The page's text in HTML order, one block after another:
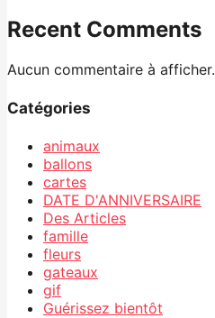
Recent Comments
Aucun commentaire à afficher.
Catégories
animaux
ballons
cartes
DATE D'ANNIVERSAIRE
Des Articles
famille
fleurs
gateaux
gif
Guérissez bientôt